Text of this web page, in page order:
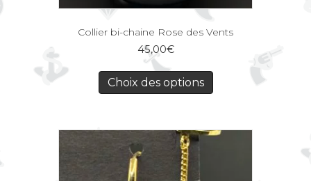
Collier bi-chaine Rose des Vents
45,00€
Choix des options